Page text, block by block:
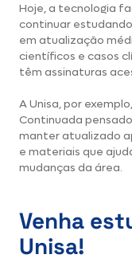
Hoje, a tecnologia
continuar
em atualização
científicos e casos
têm assinaturas
A Unisa, por
Continuada
manter atualizado
e materiais que
mudanças da área.
Venha
Unisa!